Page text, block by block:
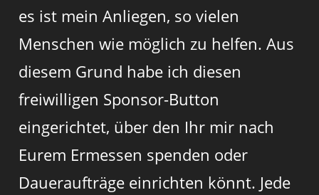
es ist mein Anliegen, so vielen
Menschen wie möglich zu helfen. Aus
diesem Grund habe ich diesen
freiwilligen Sponsor-Button
eingerichtet, über den Ihr mir nach
Eurem Ermessen spenden oder
Daueraufträge einrichten könnt. Jede